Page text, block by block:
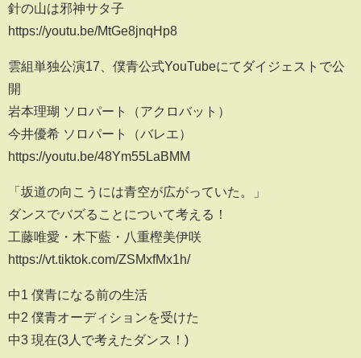
針の山は邪神サタ子
https://youtu.be/MtGe8jnqHp8
雲組単独公演17、僕青公式YouTubeにてダイジェストで公
開
岩本理瑚 ソロパート（アクロバット）
今井優希 ソロパート（バレエ）
https://youtu.be/48Ym55LaBMM
「坂道の向こうには青空が広がっていた。」
ダンスでバズることについて考える！
工藤唯愛・木下藍・八重樫美伊咲
https://vt.tiktok.com/ZSMxfMx1h/
中1 僕青になる前の生活
中2 僕青オーディションを受けた
中3 現在(3人で考えたダンス！)